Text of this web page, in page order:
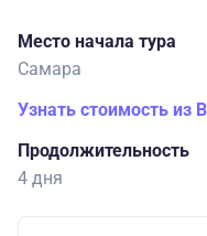
Место начала тура
Самара
Узнать стоимость из
Продолжительность
4 дня